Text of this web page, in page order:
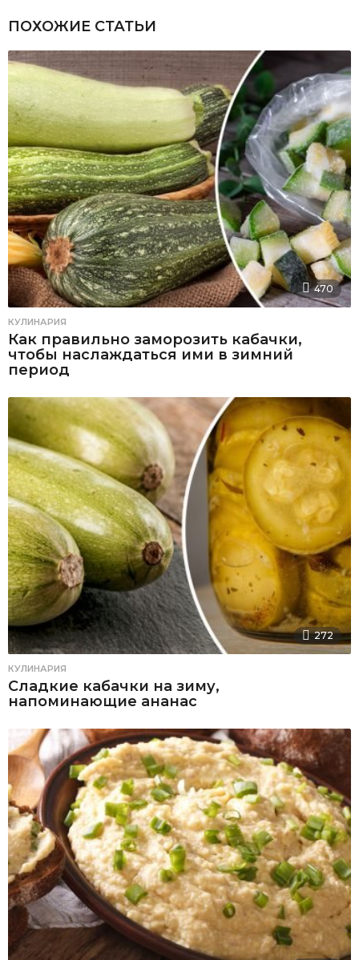
ПОХОЖИЕ СТАТЬИ
470
КУЛИНАРИЯ
Как правильно заморозить кабачки,
чтобы наслаждаться ими в зимний
период
272
КУЛИНАРИЯ
Сладкие кабачки на зиму,
напоминающие ананас